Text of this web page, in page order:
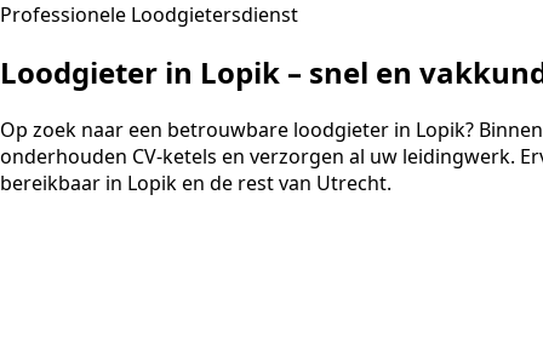
Professionele Loodgietersdienst
Loodgieter in Lopik – snel en
Op zoek naar een betrouwbare loodgieter in Lopik?
onderhouden CV-ketels en verzorgen al uw leidingwerk.
bereikbaar in Lopik en de rest van Utrecht.